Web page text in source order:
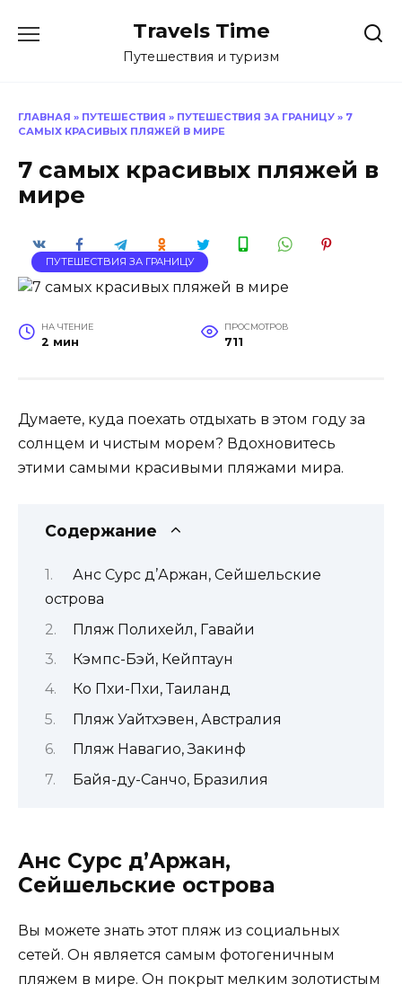
Travels Time
Путешествия и туризм
ГЛАВНАЯ » ПУТЕШЕСТВИЯ » ПУТЕШЕСТВИЯ ЗА ГРАНИЦУ » 7
САМЫХ КРАСИВЫХ ПЛЯЖЕЙ В МИРЕ
7 самых красивых пляжей в
мире
ПУТЕШЕСТВИЯ ЗА ГРАНИЦУ
НА ЧТЕНИЕ
2 мин
ПРОСМОТРОВ
711
Думаете, куда поехать отдыхать в этом году за
солнцем и чистым морем? Вдохновитесь
этими самыми красивыми пляжами мира.
Содержание
Анс Сурс д’Аржан, Сейшельские
острова
Пляж Полихейл, Гавайи
Кэмпс-Бэй, Кейптаун
Ко Пхи-Пхи, Таиланд
Пляж Уайтхэвен, Австралия
Пляж Навагио, Закинф
Байя-ду-Санчо, Бразилия
Анс Сурс д’Аржан,
Сейшельские острова
Вы можете знать этот пляж из социальных
сетей. Он является самым фотогеничным
пляжем в мире. Он покрыт мелким золотистым